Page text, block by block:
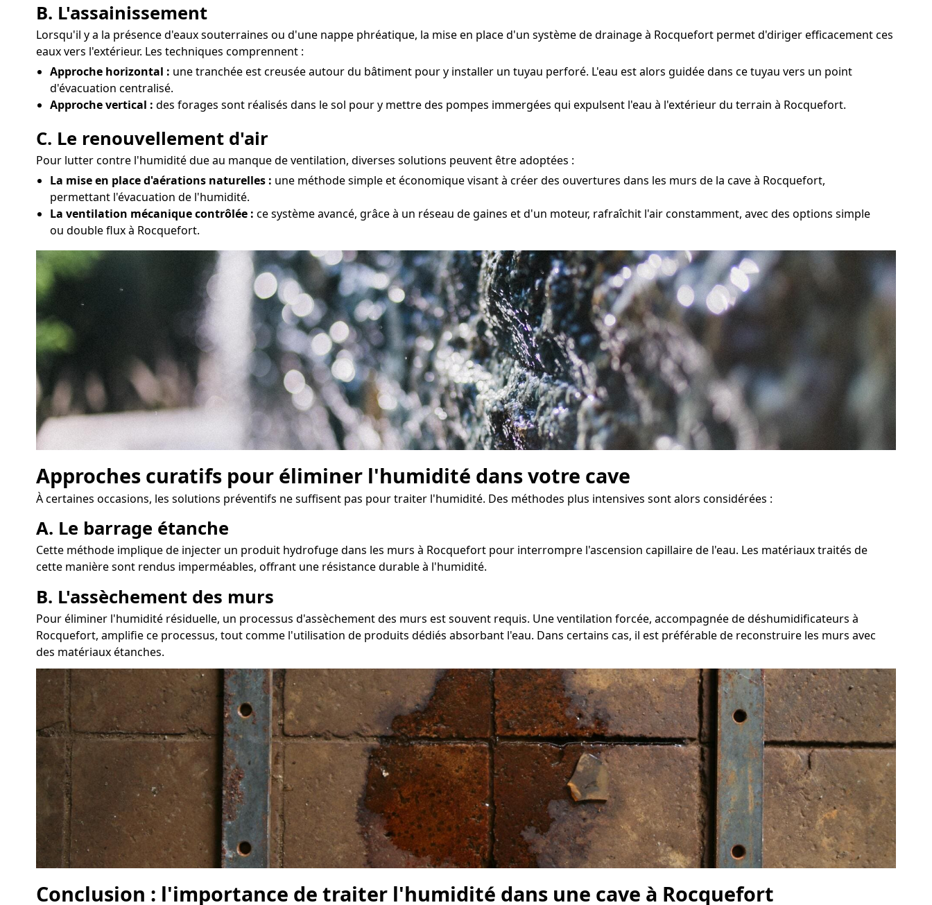
B. L'assainissement
Lorsqu'il y a la présence d'eaux souterraines ou d'une nappe phréatique, la mise en place d'un système de drainage à Rocquefort permet d'diriger efficacement ces
eaux vers l'extérieur. Les techniques comprennent :
Approche horizontal : une tranchée est creusée autour du bâtiment pour y installer un tuyau perforé. L'eau est alors guidée dans ce tuyau vers un point
d'évacuation centralisé.
Approche vertical : des forages sont réalisés dans le sol pour y mettre des pompes immergées qui expulsent l'eau à l'extérieur du terrain à Rocquefort.
C. Le renouvellement d'air
Pour lutter contre l'humidité due au manque de ventilation, diverses solutions peuvent être adoptées :
La mise en place d'aérations naturelles : une méthode simple et économique visant à créer des ouvertures dans les murs de la cave à Rocquefort,
permettant l'évacuation de l'humidité.
La ventilation mécanique contrôlée : ce système avancé, grâce à un réseau de gaines et d'un moteur, rafraîchit l'air constamment, avec des options simple
ou double flux à Rocquefort.
Approches curatifs pour éliminer l'humidité dans votre cave
À certaines occasions, les solutions préventifs ne suffisent pas pour traiter l'humidité. Des méthodes plus intensives sont alors considérées :
A. Le barrage étanche
Cette méthode implique de injecter un produit hydrofuge dans les murs à Rocquefort pour interrompre l'ascension capillaire de l'eau. Les matériaux traités de
cette manière sont rendus imperméables, offrant une résistance durable à l'humidité.
B. L'assèchement des murs
Pour éliminer l'humidité résiduelle, un processus d'assèchement des murs est souvent requis. Une ventilation forcée, accompagnée de déshumidificateurs à
Rocquefort, amplifie ce processus, tout comme l'utilisation de produits dédiés absorbant l'eau. Dans certains cas, il est préférable de reconstruire les murs avec
des matériaux étanches.
Conclusion : l'importance de traiter l'humidité dans une cave à Rocquefort